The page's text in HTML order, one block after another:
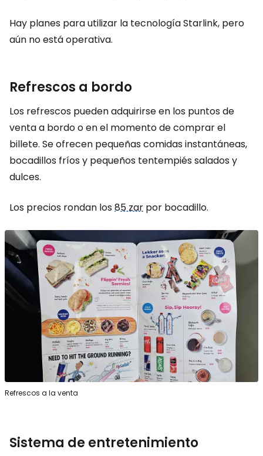
Hay planes para utilizar la tecnología Starlink, pero
aún no está operativa.
Refrescos a bordo
Los refrescos pueden adquirirse en los puntos de
venta a bordo o en el momento de comprar el
billete. Se ofrecen pequeñas comidas instantáneas,
bocadillos fríos y pequeños tentempiés salados y
dulces.
Los precios rondan los85 zar por bocadillo.
Refrescos a la venta
Sistema de entretenimiento